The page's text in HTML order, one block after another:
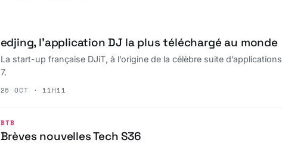
edjing, l’application DJ la plus téléchargé au monde
La start-up française DJiT, à l’origine de la célèbre suite
7.
26 OCT · 11H11
BTB
Brèves nouvelles Tech S36